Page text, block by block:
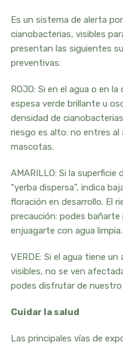
Es un sistema de alerta
cianobacterias, visibles
presentan las siguientes
preventivas:
ROJO: Si en el agua o en
espesa verde brillante u
densidad de
riesgo es alto: no entres al
mascotas.
AMARILLO: Si la superficie
“yerba dispersa”, indica
floración en desarrollo. El
precaución: podes
enjuagarte con agua limpia.
VERDE: Si el agua tiene
visibles, no se ven
podes disfrutar de nuestro
Cuidar la salud
Las principales vías de